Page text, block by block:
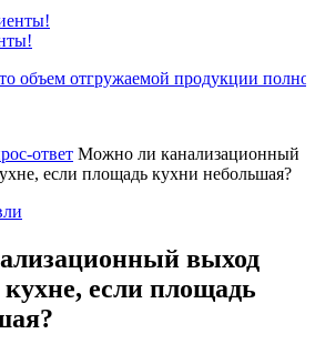
объем отгружаемой продукции
ответ Можно ли канализационный
если площадь кухни небольшая?
выход
кухне, если площадь